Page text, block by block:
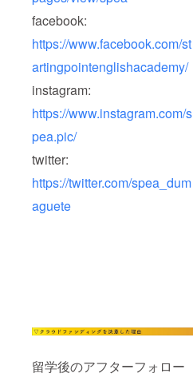
facebook:
https://www.facebook.com/st
artingpointenglishacademy/
instagram:
https://www.instagram.com/s
pea.pic/
twitter:
https://twitter.com/spea_dum
aguete
留学後のアフターフォロー